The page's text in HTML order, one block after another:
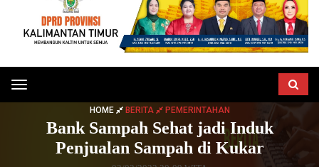
Toggle
navigation
HOME BERITA PEMERINTAHAN
Bank Sampah Sehat jadi Induk
Penjualan Sampah di Kukar